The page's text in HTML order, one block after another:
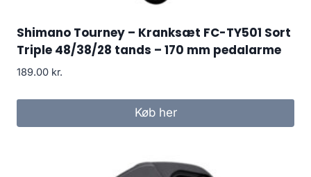
Shimano Tourney – Kranksæt FC-TY501 Sort
Triple 48/38/28 tands – 170 mm pedalarme
189.00 kr.
Køb her